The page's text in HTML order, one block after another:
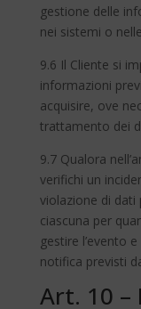
gestione delle
nei sistemi o
9.6 Il Cliente si
informazioni
acquisire, ove
trattamento dei
9.7 Qualora
verifichi un
violazione di dati
ciascuna per
gestire l’evento
notifica previsti
Art. 10 –